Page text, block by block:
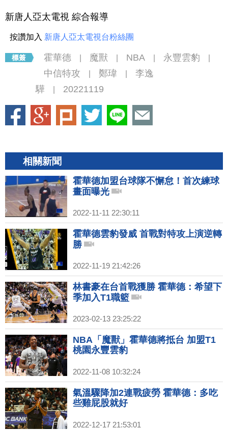
新唐人亞太電視 綜合報導
按讚加入 新唐人亞太電視台粉絲團
霍華德 魔獸 NBA 永豐雲豹
中信特攻 鄭瑋
李逸
驊
20221119
相關新聞
霍華德加盟台球隊不懈怠！首次練球
畫面曝光
2022-11-11 22:30:11
霍華德雲豹發威 首戰對特攻上演逆轉
勝
2022-11-19 21:42:26
林書豪在台首戰獲勝 霍華德：希望下
季加入T1職籃
2023-02-13 23:25:22
NBA「魔獸」霍華德將抵台 加盟T1
桃園永豐雲豹
2022-11-08 10:32:24
氣溫驟降加2連戰疲勞 霍華德：多吃
些雞屁股就好
2022-12-17 21:53:01